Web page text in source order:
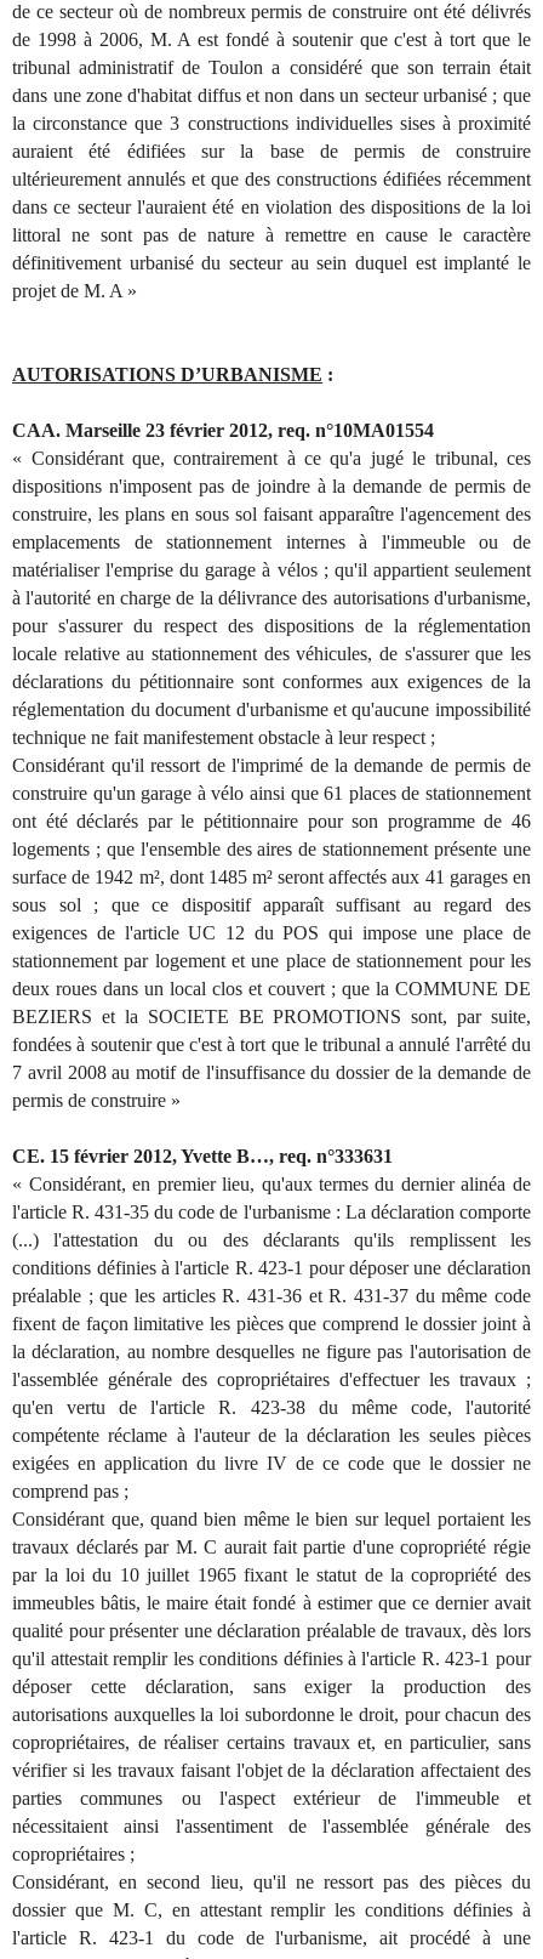
de ce secteur où de nombreux permis de construire ont été délivrés
de 1998 à 2006, M. A est fondé à soutenir que c'est à tort que le
tribunal administratif de Toulon a considéré que son terrain était
dans une zone d'habitat diffus et non dans un secteur urbanisé ; que
la circonstance que 3 constructions individuelles sises à proximité
auraient été édifiées sur la base de permis de construire
ultérieurement annulés et que des constructions édifiées récemment
dans ce secteur l'auraient été en violation des dispositions de la loi
littoral ne sont pas de nature à remettre en cause le caractère
définitivement urbanisé du secteur au sein duquel est implanté le
projet de M. A »
AUTORISATIONS D’URBANISME :
CAA. Marseille 23 février 2012, req. n°10MA01554
« Considérant que, contrairement à ce qu'a jugé le tribunal, ces
dispositions n'imposent pas de joindre à la demande de permis de
construire, les plans en sous sol faisant apparaître l'agencement des
emplacements de stationnement internes à l'immeuble ou de
matérialiser l'emprise du garage à vélos ; qu'il appartient seulement
à l'autorité en charge de la délivrance des autorisations d'urbanisme,
pour s'assurer du respect des dispositions de la réglementation
locale relative au stationnement des véhicules, de s'assurer que les
déclarations du pétitionnaire sont conformes aux exigences de la
réglementation du document d'urbanisme et qu'aucune impossibilité
technique ne fait manifestement obstacle à leur respect ;
Considérant qu'il ressort de l'imprimé de la demande de permis de
construire qu'un garage à vélo ainsi que 61 places de stationnement
ont été déclarés par le pétitionnaire pour son programme de 46
logements ; que l'ensemble des aires de stationnement présente une
surface de 1942 m², dont 1485 m² seront affectés aux 41 garages en
sous sol ; que ce dispositif apparaît suffisant au regard des
exigences de l'article UC 12 du POS qui impose une place de
stationnement par logement et une place de stationnement pour les
deux roues dans un local clos et couvert ; que la COMMUNE DE
BEZIERS et la SOCIETE BE PROMOTIONS sont, par suite,
fondées à soutenir que c'est à tort que le tribunal a annulé l'arrêté du
7 avril 2008 au motif de l'insuffisance du dossier de la demande de
permis de construire »
CE. 15 février 2012, Yvette B…, req. n°333631
« Considérant, en premier lieu, qu'aux termes du dernier alinéa de
l'article R. 431-35 du code de l'urbanisme : La déclaration comporte
(...) l'attestation du ou des déclarants qu'ils remplissent les
conditions définies à l'article R. 423-1 pour déposer une déclaration
préalable ; que les articles R. 431-36 et R. 431-37 du même code
fixent de façon limitative les pièces que comprend le dossier joint à
la déclaration, au nombre desquelles ne figure pas l'autorisation de
l'assemblée générale des copropriétaires d'effectuer les travaux ;
qu'en vertu de l'article R. 423-38 du même code, l'autorité
compétente réclame à l'auteur de la déclaration les seules pièces
exigées en application du livre IV de ce code que le dossier ne
comprend pas ;
Considérant que, quand bien même le bien sur lequel portaient les
travaux déclarés par M. C aurait fait partie d'une copropriété régie
par la loi du 10 juillet 1965 fixant le statut de la copropriété des
immeubles bâtis, le maire était fondé à estimer que ce dernier avait
qualité pour présenter une déclaration préalable de travaux, dès lors
qu'il attestait remplir les conditions définies à l'article R. 423-1 pour
déposer cette déclaration, sans exiger la production des
autorisations auxquelles la loi subordonne le droit, pour chacun des
copropriétaires, de réaliser certains travaux et, en particulier, sans
vérifier si les travaux faisant l'objet de la déclaration affectaient des
parties communes ou l'aspect extérieur de l'immeuble et
nécessitaient ainsi l'assentiment de l'assemblée générale des
copropriétaires ;
Considérant, en second lieu, qu'il ne ressort pas des pièces du
dossier que M. C, en attestant remplir les conditions définies à
l'article R. 423-1 du code de l'urbanisme, ait procédé à une